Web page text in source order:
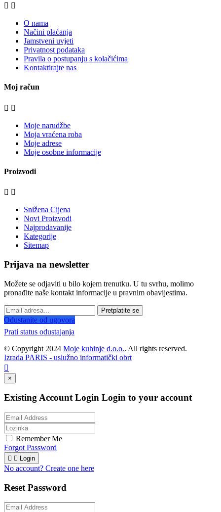
 
O nama
Načini plaćanja
Jamstveni uvjeti
Privatnost podataka
Pravila o postupanju s kolačićima
Kontaktirajte nas
Moj račun
 
Moje narudžbe
Moja vraćena roba
Moje adrese
Moje osobne informacije
Proizvodi
 
Snižena Cijena
Novi Proizvodi
Najprodavanije
Kategorije
Sitemap
Prijava na newsletter
Možete se odjaviti u bilo kojem trenutku. U tu svrhu, molimo
pronađite naše kontakt informacije u pravnim obavijestima.
Pretplatite se
Odustanite od ugovora
Prati status odustajanja
© Copyright 2024 Moje kuhinje d.o.o.. All rights reserved.
Izrada PARIS - uslužno informatički obrt

×
Existing Account Login Login to your account
Remember Me
Forgot Password
  Login
No account? Create one here
Reset Password